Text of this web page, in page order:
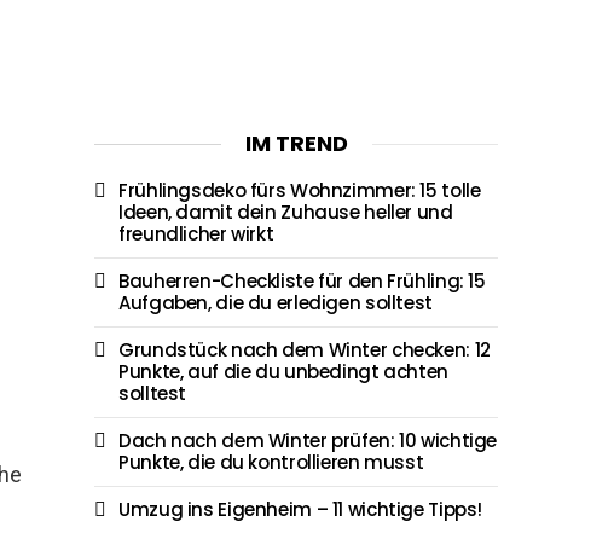
IM TREND
Frühlingsdeko fürs Wohnzimmer: 15 tolle
Ideen, damit dein Zuhause heller und
freundlicher wirkt
Bauherren-Checkliste für den Frühling: 15
Aufgaben, die du erledigen solltest
Grundstück nach dem Winter checken: 12
Punkte, auf die du unbedingt achten
solltest
Dach nach dem Winter prüfen: 10 wichtige
Punkte, die du kontrollieren musst
Umzug ins Eigenheim – 11 wichtige Tipps!